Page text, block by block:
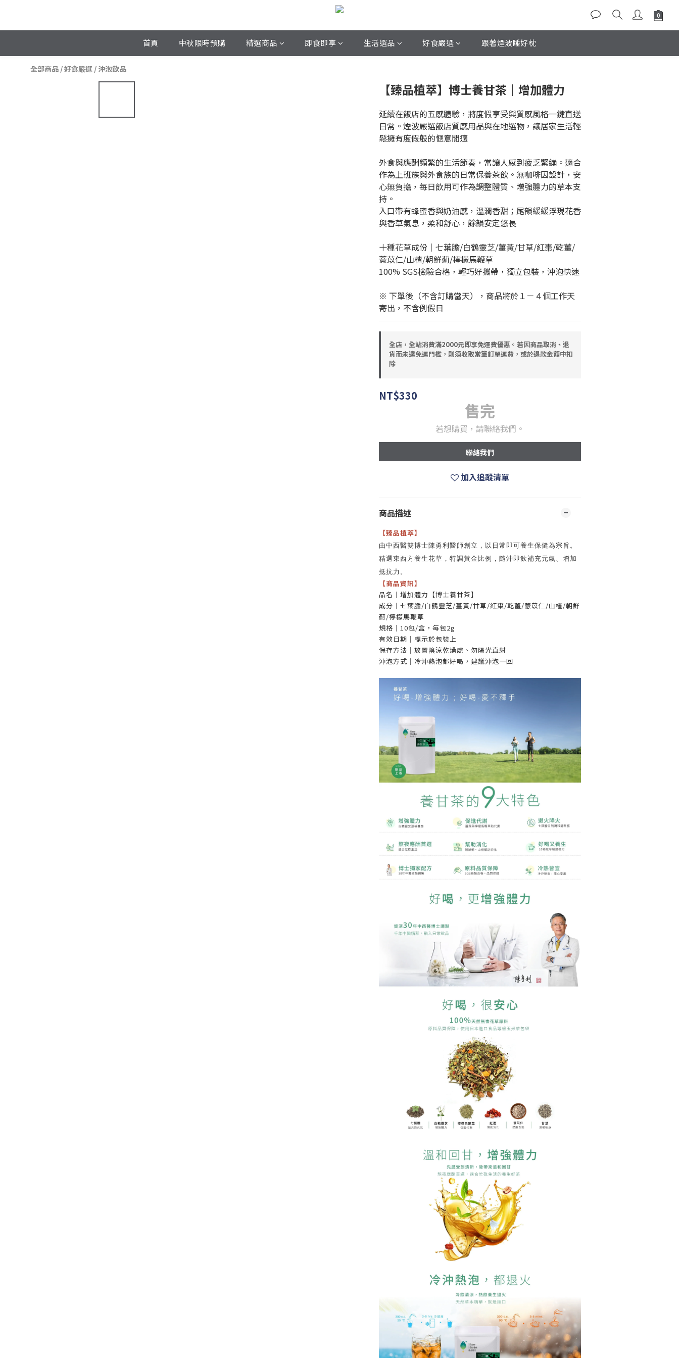
首頁 中秋限時預購 精選商品 即食即享 生活選品 好食嚴選 跟著煙波睡好枕
全部商品 /好食嚴選 / 沖泡飲品
【臻品植萃】博士養甘茶｜增加體力
延續在飯店的五感體驗，將度假享受與質感風格一鍵直送
日常。煙波嚴選飯店質感用品與在地選物，讓居家生活輕
鬆擁有度假般的愜意閒適
外食與應酬頻繁的生活節奏，常讓人感到疲乏緊繃。適合
作為上班族與外食族的日常保養茶飲。無咖啡因設計，安
心無負擔，每日飲用可作為調整體質、增強體力的草本支
持。
入口帶有蜂蜜香與奶油感，溫潤香甜；尾韻緩緩浮現花香
與香草氣息，柔和舒心，餘韻安定悠長
十種花草成份｜七葉膽/白鶴靈芝/薑黃/甘草/紅棗/乾薑/
薏苡仁/山楂/朝鮮薊/檸檬馬鞭草
100% SGS檢驗合格，輕巧好攜帶，獨立包裝，沖泡快速
※ 下單後（不含訂購當天），商品將於１－４個工作天
寄出，不含例假日
全店，全站消費滿2000元即享免運費優惠。若因商品取消、退
貨而未達免運門檻，則須收取當筆訂單運費，或於退款金額中扣
除
NT$330
售完
若想購買，請聯絡我們。
聯絡我們
加入追蹤清單
商品描述
【臻品植萃】
由中西醫雙博士陳勇利醫師創立，以日常即可養生保健為宗旨。
精選東西方養生花草，特調黃金比例，隨沖即飲補充元氣、增加
抵抗力。
【商品資訊】
品名｜增加體力【博士養甘茶】
成分｜七葉膽/白鶴靈芝/薑黃/甘草/紅棗/乾薑/薏苡仁/山楂/朝鮮
薊/檸檬馬鞭草
規格｜10包/盒，每包2g
有效日期｜標示於包裝上
保存方法｜放置陰涼乾燥處、勿陽光直射
沖泡方式｜冷沖熱泡都好喝，建議沖泡一回